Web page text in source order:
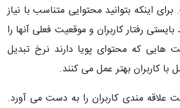
اینکه بتوانید محتوایی متناسب با نیاز
بایستی رفتار کاربران و موقعیت فعلی آنها را
هایی که محتوای پویا دارند نرخ تبدیل
با کاربران بهتر عمل می کنند.
علاقه مندی کاربران را به دست می آورد.